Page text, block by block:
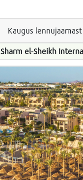
Kaugus lennujaamast
Sharm el-Sheikh